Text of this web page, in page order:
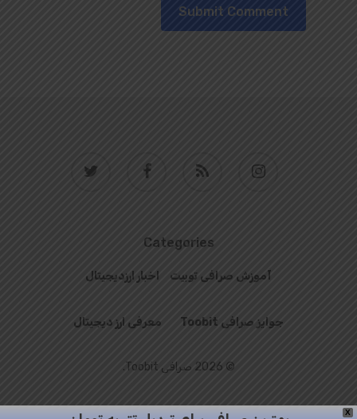
facebook instagram
Categories
آموزش صرافی توبیت اخبار ارزدیجیتال
جوایز صرافی Toobit معرفی ارز دیجیتال
© 2026 صرافی Toobit.
X